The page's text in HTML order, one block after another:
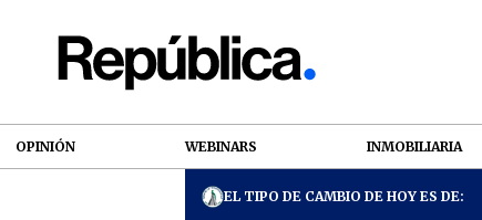
OPINIÓN WEBINARS INMOBILIARIA
EL TIPO DE CAMBIO DE HOY ES DE: